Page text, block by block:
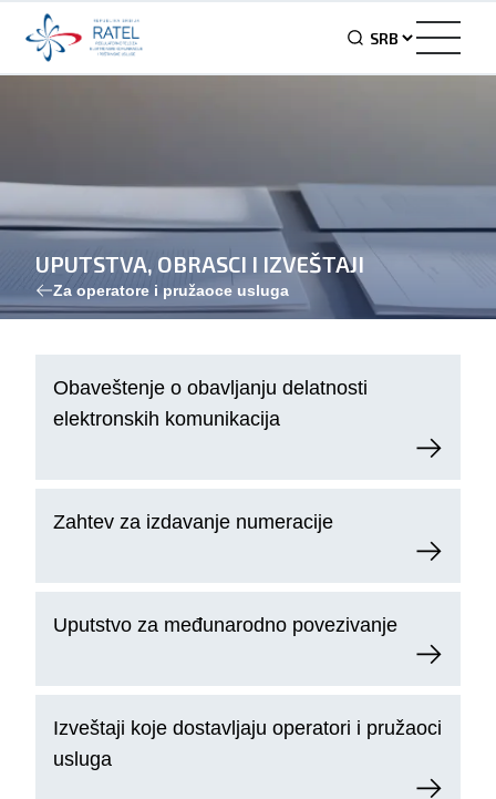
UPUTSTVA, OBRASCI I IZVEŠTAJI
Za operatore i pružaoce usluga
Obaveštenje o obavljanju delatnosti
elektronskih komunikacija
Zahtev za izdavanje numeracije
Uputstvo za međunarodno povezivanje
Izveštaji koje dostavljaju operatori i pružaoci
usluga